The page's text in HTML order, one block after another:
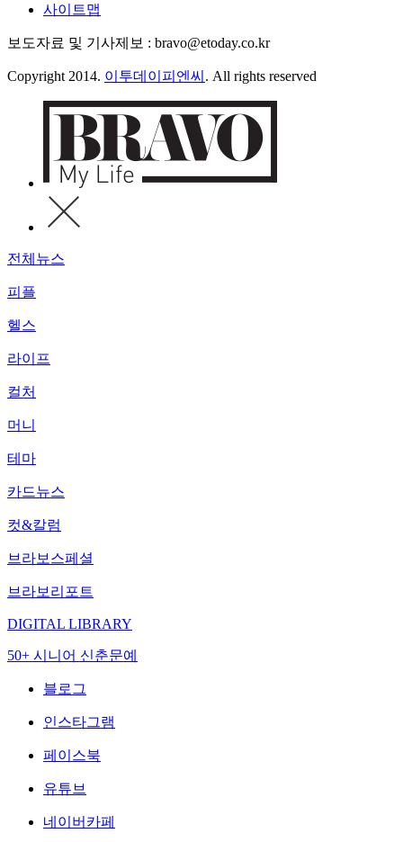
사이트맵
보도자료 및 기사제보 : bravo@etoday.co.kr
Copyright 2014. 이투데이피엔씨 . All rights reserved
전체뉴스
피플
헬스
라이프
컬처
머니
테마
카드뉴스
컷&칼럼
브라보스페셜
브라보리포트
DIGITAL LIBRARY
50+ 시니어 신춘문예
블로그
인스타그램
페이스북
유튜브
네이버카페